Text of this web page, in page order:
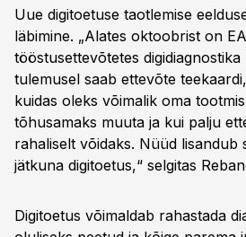
Uue digitoetuse taotlemise
läbimine. „Alates oktoobrist on
tööstusettevõtetes digidiagnostika
tulemusel saab ettevõte
kuidas oleks võimalik oma
tõhusamaks muuta ja kui palju
rahaliselt võidaks. Nüüd lisandub
jätkuna digitoetus,“ selgitas
Digitoetus võimaldab rahastada